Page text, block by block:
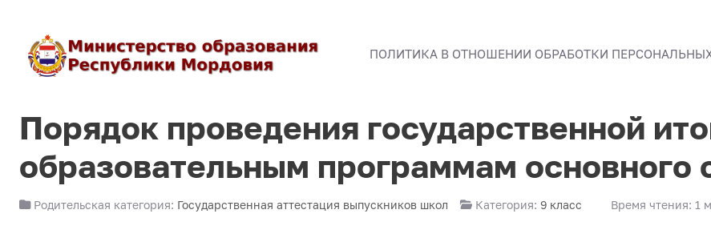
ПОЛИТИКА В ОТНОШЕНИИ ОБРАБОТКИ
Порядок проведения государственной
образовательным программам основного
Родительская категория: Государственная аттестация выпускников школ Категория: 9 класс Время чтения: 1